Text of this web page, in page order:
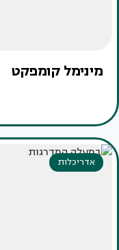
מינימל קומפקט
אדריכלות